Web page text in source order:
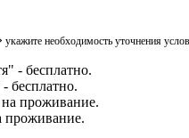
укажите необходимость уточнения
бесплатно.
проживание.